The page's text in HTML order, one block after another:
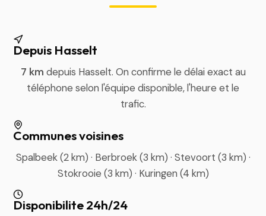
Depuis Hasselt
7 km depuis Hasselt. On confirme le délai exact au
téléphone selon l'équipe disponible, l'heure et le
trafic.
Communes voisines
Spalbeek (2 km) · Berbroek (3 km) · Stevoort (3 km) ·
Stokrooie (3 km) · Kuringen (4 km)
Disponibilite 24h/24